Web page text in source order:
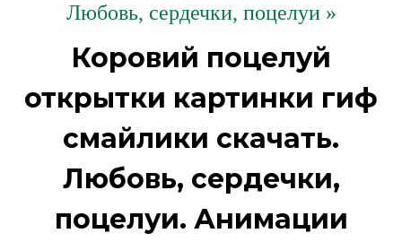
Любовь, сердечки, поцелуи »
Коровий поцелуй
открытки картинки гиф
смайлики скачать.
Любовь, сердечки,
поцелуи. Анимации